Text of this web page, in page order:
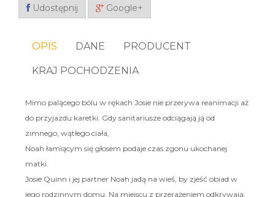
Udostępnij Google+
OPIS DANE PRODUCENT
KRAJ POCHODZENIA
Mimo palącego bólu w rękach Josie nie przerywa reanimacji aż
do przyjazdu karetki. Gdy sanitariusze odciągają ją od
zimnego, wątłego ciała,
Noah łamiącym się głosem podaje czas zgonu ukochanej
matki.
Josie Quinn i jej partner Noah jadą na wieś, by zjeść obiad w
jego rodzinnym domu. Na miejscu z przerażeniem odkrywają,